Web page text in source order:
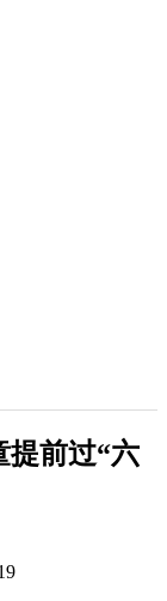
提前过“六